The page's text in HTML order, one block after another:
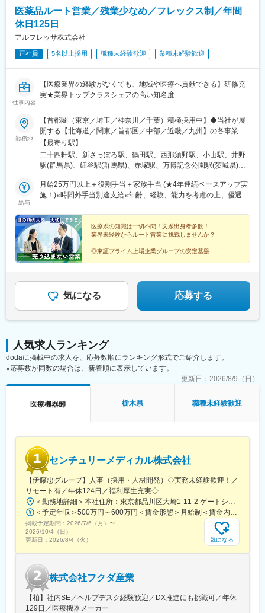
■当社の魅力：
《特徴と強み》
同社は2000年に3社が合併して誕生した医療機器専門商社であ
り、「整形・インプラント領域」や「画像・診断領域」を強みと
しております。
特に「整形・インプラント領域」に関しては、マーケットの大き
な関東圏において業界屈指のシェアを誇っております。
《業績》
コロナ禍でも同社の業績は右肩上がりで成長し、今後は「再生医
変更の範囲：会社の定める業務
消耗品をメインに大型機器も販売します。競合企業は600社程度
と多く、製品での差別化は難しい環境です。価格勝負をすること
もできますが、当社は製品説明のスキル向上、教育体制を充実さ
せることで営業スキルを伸ばし続けることを追及しています。
■キャリアパス
管理職を目指す道とプレーヤーとしてスペシャリストを目指す道
がございます。早い方であれば20代で管理職や入社5年で支店長
へ昇格した方もいます。
◎目標数字のみでなく、行動面も合わせて評価するため成長しや
すい環境です。こつこつ地道に取り組んでいる方であれば達成が
可能です。
◎医院内シェア向上に向け、営業の専門性／スキルを高めること
にも注力しています。メーカーに頼っていたデモンストレーショ
ことができます。
◎親会社の米国・ヘンリーシャイン社は世界最大級の歯科医療機
能です。
■当社について
・地域密着型の営業活動から得た地域ごとのノウハウ、協力メー
カーの全国規模のバックアップにより、顧客要望に最も適した歯
・幅広いネットワークにより国内で流通している多くの歯科材
料・医療機器を取り扱っております。国内外のメーカー／商社の
協力体制のもと、話題の先進技術を紹介する展示会も毎年開催し
医薬品ルート営業／残業少なめ／フレックス制／年間
休日125日
アルフレッサ株式会社
正社員 5名以上採用 職種未経験歓迎 業種未経験歓迎
仕事内容
【医療業界の経験がなくても、地域や医療へ貢献できる】研修充
実★業界トップクラスシェアの高い知名度
勤務地
【首都圏（東京／埼玉／神奈川／千葉）積極採用中】◆当社が展
開する【北海道／関東／首都圏／中部／近畿／九州】の各事業所
へご希望を考慮した上で配属となります。【北海道】北海道【関
東】栃木／群馬／茨城／長野／山梨／新潟【首都圏】東京／埼玉
／神奈川／千葉★積極採用エリア【中部】静岡／愛知／三重／岐
／長崎／熊本／大分／宮崎／鹿児島各事業所の詳細については、
弊社HPよりご確認ください※「企業情報」→「拠点」よりご確認
の就労はありません)
【最寄り駅】
二十四軒駅、新さっぽろ駅、鶴田駅、西那須野駅、小山駅、井野
駅(群馬県)、細谷駅(群馬県)、赤塚駅、万博記念公園駅(茨城県)、
駅、寺尾駅、宮内駅(新潟県)、直江津駅、小川町駅(東京都)、江戸
川橋駅、竹ノ塚駅、小村井駅、井荻駅、志村三丁目駅、学芸大学
台駅(東京都)、北戸田駅、南越谷駅、久喜駅、加茂宮駅、新座駅、
航空公園駅、南古谷駅、ソシオ流通センター駅、三ツ沢上町駅、
並木中央駅、踊場駅、江田駅(神奈川県)、元住吉駅、原当麻駅、社
家駅、藤沢本町駅、井細田駅、県立大学駅、平塚駅、千葉寺駅、
佐倉駅、旭駅(千葉県)、木更津駅、館山駅、茂原駅、東船橋駅、小
駅、掛川市役所前駅、焼津駅、黒川駅(愛知県)、小本駅(愛知県)、
奥町駅、赤池駅(愛知県)、西岡崎駅、牛久保駅、住吉町駅、竹下
門真市駅、交野市駅、鳳駅、青木駅、総合運動公園駅、武庫之荘
駅、岡場駅、石生駅、西新町駅、加古川駅、英賀保駅、江原駅、
帯解駅、耳成駅、日前宮駅、紀伊新庄駅、新宮駅、尾鷲駅、高茶
屋駅、中川原駅、四十九駅、手力駅、東大垣駅、小泉駅、高山
駅、幸浦駅、緑町駅、堀ノ内駅、蘇我駅、清水駅(愛知県)、烏森
駅、新御茶ノ水駅、江古田駅、名城公園駅、近鉄八田駅、神田駅
給与
月給25万円以上＋役割手当＋家族手当 (★4年連続ベースアップ実
施！)※時間外手当別途支給※年齢、経験、能力を考慮の上、優遇し
医療系の知識は一切不問！文系出身者多数！
業界未経験からルート営業に挑戦しませんか？
◎東証プライム上場企業グループの安定基盤
気になる 応募する
人気求人ランキング
dodaに掲載中の求人を、応募数順にランキング形式でご紹介します。
※応募数が同数の場合は、新着順に表示しています。
更新日： 2026/8/9（日）
医療機器卸 栃木県 職種未経験歓迎
センチュリーメディカル株式会社
【伊藤忠グループ】人事（採用・人材開発）◇実務未経験歓迎！／
リモート有／年休124日／福利厚生充実◇
＜勤務地詳細＞本社住所：東京都品川区大崎1-11-2 ゲートシティ大崎イーストタワー22Ｆ勤務地最寄駅：JR山手線／大崎駅受動喫煙対策：屋内全面禁煙変更の範囲：会社の定める事業所（リモートワーク含む）
＜予定年収＞500万円～600万円＜賃金形態＞月給制＜賃金内訳＞月額（基本給）：300,000円～350,000円＜月給＞300,000円～350,000円＜昇給有無＞有＜残業手当＞有＜給与補足＞上記年収は、あくまで目安であり、前職・経験を考慮し検討させて頂きます。■昇給：あり■賞与：あり※会社業績と個人業績に応じて算定されます。賃金はあくまでも目安の金額であり、選考を通じて上下する可能性があります。月給(月額)は固定手当を含めた表記です。
掲載予定期間： 2026/7/6（月） 〜
2026/10/4（日）
更新日： 2026/8/4（火） 気になる
株式会社フクダ産業
【柏】社内SE／ヘルプデスク経験歓迎／DX推進にも挑戦可／年休
129日／医療機器メーカー